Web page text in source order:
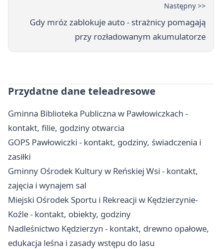
Następny >>
Gdy mróz zablokuje auto - strażnicy pomagają
przy rozładowanym akumulatorze
Przydatne dane teleadresowe
Gminna Biblioteka Publiczna w Pawłowiczkach -
kontakt, filie, godziny otwarcia
GOPS Pawłowiczki - kontakt, godziny, świadczenia i
zasiłki
Gminny Ośrodek Kultury w Reńskiej Wsi - kontakt,
zajęcia i wynajem sal
Miejski Ośrodek Sportu i Rekreacji w Kędzierzynie-
Koźle - kontakt, obiekty, godziny
Nadleśnictwo Kędzierzyn - kontakt, drewno opałowe,
edukacja leśna i zasady wstępu do lasu